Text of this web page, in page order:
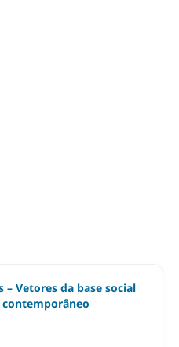
Vetores da base social